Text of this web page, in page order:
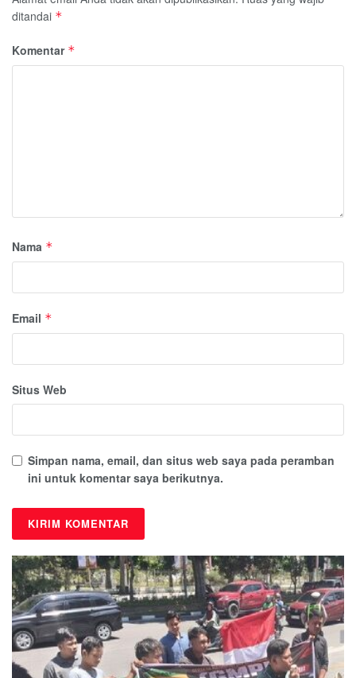
ditandai *
Komentar *
Nama *
Email *
Situs Web
Simpan nama, email, dan situs web saya pada peramban
ini untuk komentar saya berikutnya.